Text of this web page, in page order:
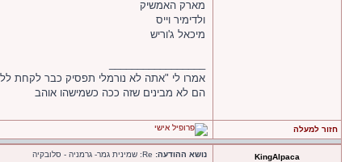
מארק האמשיק
ולדימיר וייס
מיכאל ג'וריש
אמרו לי "אתה לא נורמלי תפסיק כבר לקחת
הם לא מבינים שזה ככה כשמישהו אוהב
חזור למעלה
KingAlpaca נושא ההודעה: